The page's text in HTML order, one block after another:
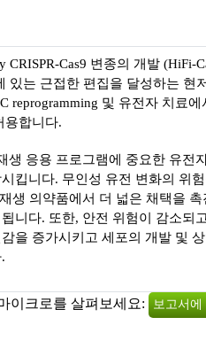
CRISPR-Cas9 변종의 개발 (HiFi-
있는 근접한 편집을 달성하는 현
reprogramming 및 유전자 치료
용합니다.
생 응용 프로그램에 중요한 유전
킵니다. 무인성 유전 변화의 위
생 의약품에서 더 넓은 채택을 촉
니다. 또한, 안전 위험이 감소되
을 증가시키고 세포의 개발 및
이크로를 살펴보세요: 보고서에